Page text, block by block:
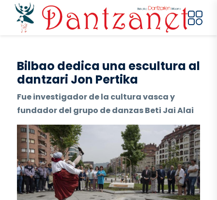
Pasar al contenido principal
Bilbao dedica una escultura al
dantzari Jon Pertika
Fue investigador de la cultura vasca y
fundador del grupo de danzas Beti Jai Alai